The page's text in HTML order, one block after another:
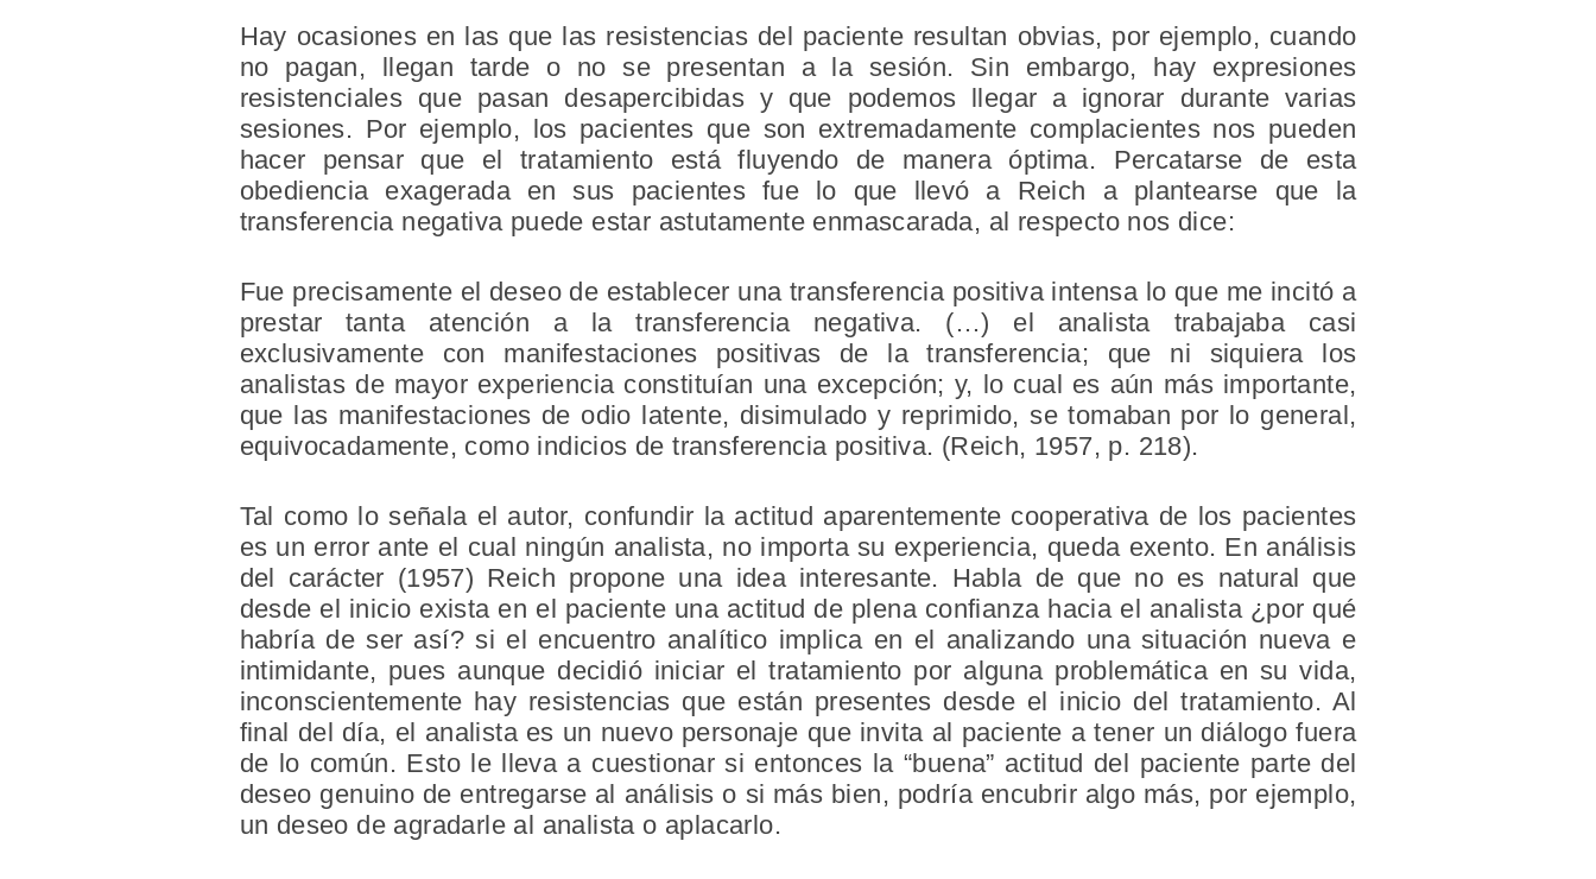
Hay ocasiones en las que las resistencias del paciente resultan obvias, por ejemplo, cuando
no pagan, llegan tarde o no se presentan a la sesión. Sin embargo, hay expresiones
resistenciales que pasan desapercibidas y que podemos llegar a ignorar durante varias
sesiones. Por ejemplo, los pacientes que son extremadamente complacientes nos pueden
hacer pensar que el tratamiento está fluyendo de manera óptima. Percatarse de esta
obediencia exagerada en sus pacientes fue lo que llevó a Reich a plantearse que la
transferencia negativa puede estar astutamente enmascarada, al respecto nos dice:
Fue precisamente el deseo de establecer una transferencia positiva intensa lo que me incitó a
prestar tanta atención a la transferencia negativa. (…) el analista trabajaba casi
exclusivamente con manifestaciones positivas de la transferencia; que ni siquiera los
analistas de mayor experiencia constituían una excepción; y, lo cual es aún más importante,
que las manifestaciones de odio latente, disimulado y reprimido, se tomaban por lo general,
equivocadamente, como indicios de transferencia positiva. (Reich, 1957, p. 218).
Tal como lo señala el autor, confundir la actitud aparentemente cooperativa de los pacientes
es un error ante el cual ningún analista, no importa su experiencia, queda exento. En análisis
del carácter (1957) Reich propone una idea interesante. Habla de que no es natural que
desde el inicio exista en el paciente una actitud de plena confianza hacia el analista ¿por qué
habría de ser así? si el encuentro analítico implica en el analizando una situación nueva e
intimidante, pues aunque decidió iniciar el tratamiento por alguna problemática en su vida,
inconscientemente hay resistencias que están presentes desde el inicio del tratamiento. Al
final del día, el analista es un nuevo personaje que invita al paciente a tener un diálogo fuera
de lo común. Esto le lleva a cuestionar si entonces la “buena” actitud del paciente parte del
deseo genuino de entregarse al análisis o si más bien, podría encubrir algo más, por ejemplo,
un deseo de agradarle al analista o aplacarlo.